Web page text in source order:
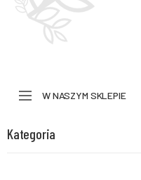
W NASZYM SKLEPIE
Kategoria